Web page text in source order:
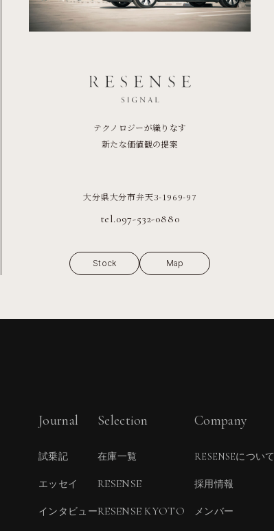
テクノロジーが織りなす
新たな価値観の提案
大分県大分市弁天3-1969-97
tel.097-532-0880
Stock Map
Journal
試乗記
エッセイ
インタビュー
Selection
在庫一覧
RESENSE
RESENSE KYOTO
Company
RESENSEについて
採用情報
メンバー